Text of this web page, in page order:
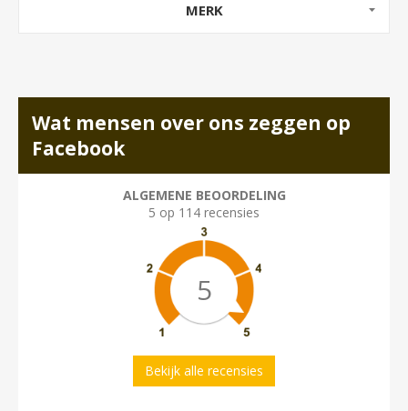
MERK
Wat mensen over ons zeggen op
Facebook
ALGEMENE BEOORDELING
5 op 114 recensies
5
Bekijk alle recensies